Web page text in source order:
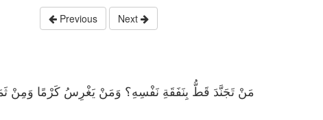
Previous Next
مَنْ تَجَنَّدَ قَطُّ بِنَفَقَةِ نَفْسِهِ؟ وَمَنْ يَغْرِسُ كَرْمًا وَمِنْ